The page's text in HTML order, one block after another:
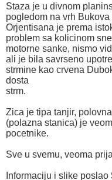
Staza je u divnom
pogledom na vrh
Orjentisana je prema
problem sa kolicinom
motorne sanke, nismo
ali je bila savrseno
strmine kao crvena
dosta
strm.
Zica je tipa tanjir,
(polazna stanica) je
pocetnike.
Sve u svemu, veoma
Informaciju i slike poslao